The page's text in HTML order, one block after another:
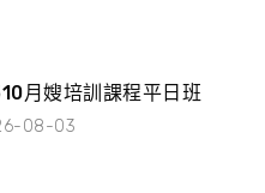
月嫂培訓課程平日班
08-03